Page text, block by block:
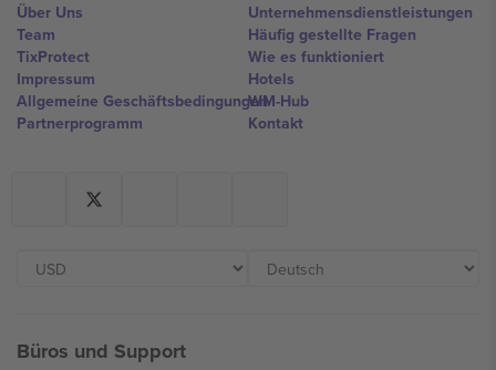
Über Uns
Team
TixProtect
Impressum
Allgemeine Geschäftsbedingungen
Partnerprogramm
Unternehmensdienstleistungen
Häufig gestellte Fragen
Wie es funktioniert
Hotels
WM-Hub
Kontakt
Büros und Support